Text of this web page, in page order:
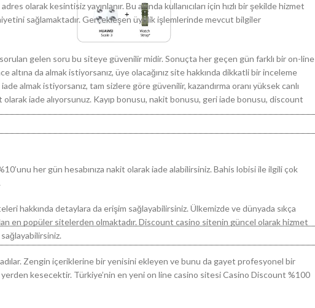
olarak kesintisiz yayınlanır. Bu alanda kullanıcıları için hızlı bir şekilde hizmet
sağlamaktadır. Gerçekleşen üyelik işlemlerinde mevcut bilgiler
gelen soru bu siteye güvenilir midir. Sonuçta her geçen gün farklı bir on-line
da almak istiyorsanız, üye olacağınız site hakkında dikkatli bir inceleme
almak istiyorsanız, tam sizlere göre güvenilir, kazandırma oranı yüksek canlı
iade alıyorsunuz. Kayıp bonusu, nakit bonusu, geri iade bonusu, discount
her gün hesabınıza nakit olarak iade alabilirsiniz. Bahis lobisi ile ilgili çok
hakkında detaylara da erişim sağlayabilirsiniz. Ülkemizde ve dünyada sıkça
en popüler sitelerden olmaktadır. Discount casino sitenin güncel olarak hizmet
Zengin içeriklerine bir yenisini ekleyen ve bunu da gayet profesyonel bir
kesecektir. Türkiye’nin en yeni on line casino sitesi Casino Discount %100